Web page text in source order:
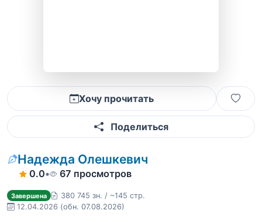
Хочу прочитать
Поделиться
Надежда Олешкевич
0.0• 67 просмотров
Завершена
380 745 зн. / ~145 стр.
12.04.2026 (обн. 07.08.2026)